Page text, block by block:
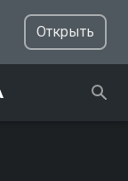
Открыть